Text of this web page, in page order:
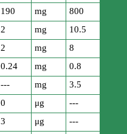
190 mg
800
2 mg
10.5
2 mg
8
0.24 mg
0.8
--- mg
3.5
0 μg
---
3 μg
---